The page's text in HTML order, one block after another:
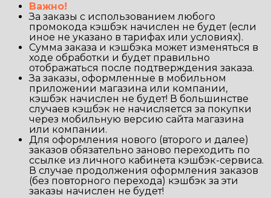
Важно!
За заказы с использованием любого
промокода кэшбэк начислен не будет (если
иное не указано в тарифах или условиях).
Сумма заказа и кэшбэка может изменяться в
ходе обработки и будет правильно
отображаться после подтверждения заказа.
За заказы, оформленные в мобильном
приложении магазина или компании,
кэшбэк начислен не будет! В большинстве
случаев кэшбэк не начисляется за покупки
через мобильную версию сайта магазина
или компании.
Для оформления нового (второго и далее)
заказов обязательно заново переходить по
ссылке из личного кабинета кэшбэк-сервиса.
В случае продолжения оформления заказов
(без повторного перехода) кэшбэк за эти
заказы начислен не будет!